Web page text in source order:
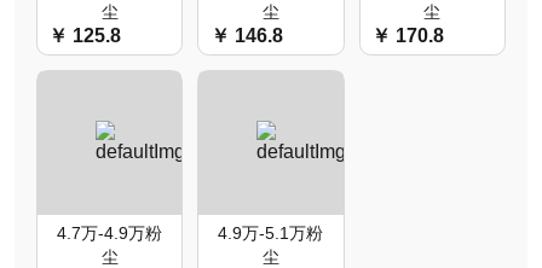
尘
￥ 125.8
尘
￥ 146.8
尘
￥ 170.8
4.7万-4.9万粉
尘
4.9万-5.1万粉
尘